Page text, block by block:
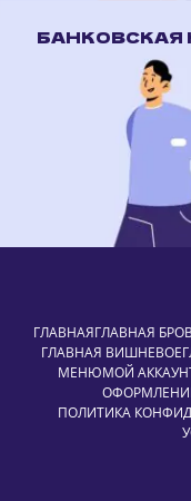
БАНКОВСКАЯ
ГЛАВНАЯГЛАВНАЯ
ГЛАВНАЯ ВИШНЕВОЕ
МЕНЮМОЙ
ПОЛИТИКА